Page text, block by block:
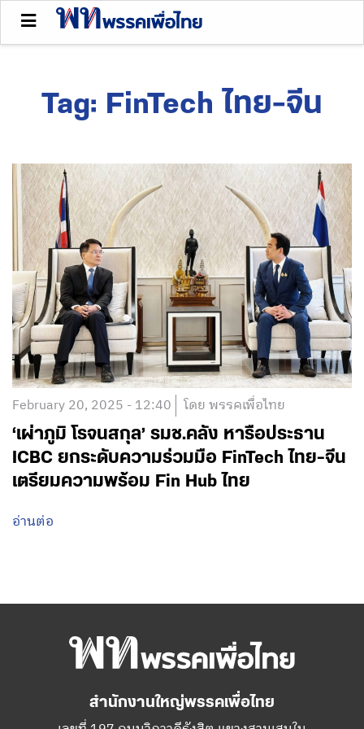
Tag: FinTech ไทย-จีน
February 20, 2025 - 12:40 โดย พรรคเพื่อไทย
‘เผ่าภูมิ โรจนสกุล’ รมช.คลัง หารือประธาน
ICBC ยกระดับความร่วมมือ FinTech ไทย-จีน
เตรียมความพร้อม Fin Hub ไทย
อ่านต่อ
สำนักงานใหญ่พรรคเพื่อไทย